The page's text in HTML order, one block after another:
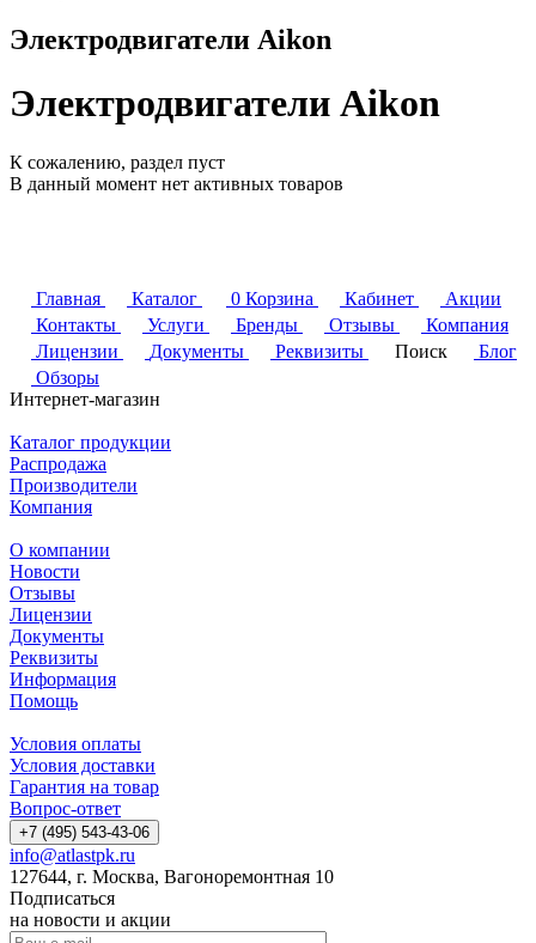
Электродвигатели Aikon
Электродвигатели Aikon
К сожалению, раздел пуст
В данный момент нет активных товаров
Главная Каталог 0 Корзина Кабинет
Акции
Контакты
Услуги Бренды Отзывы
Компания
Лицензии
Документы Реквизиты Поиск
Блог
Обзоры
Интернет-магазин
Каталог продукции
Распродажа
Производители
Компания
О компании
Новости
Отзывы
Лицензии
Документы
Реквизиты
Информация
Помощь
Условия оплаты
Условия доставки
Гарантия на товар
Вопрос-ответ
+7 (495) 543-43-06
info@atlastpk.ru
127644, г. Москва, Вагоноремонтная 10
Подписаться
на новости и акции